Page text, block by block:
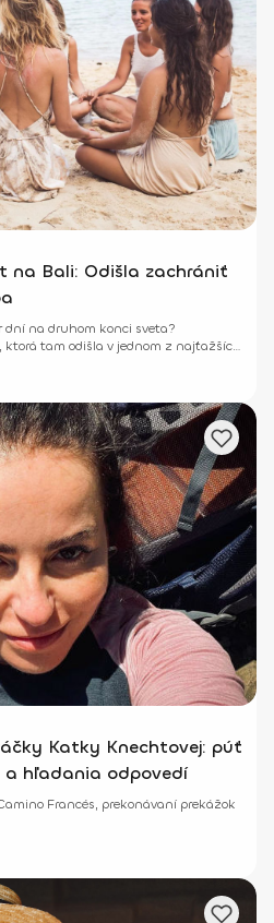
na Bali: Odišla zachrániť
na druhom konci sveta?
ktorá tam odišla v jednom z najťažších
Katky Knechtovej: púť
a hľadania odpovedí
Francés, prekonávaní prekážok